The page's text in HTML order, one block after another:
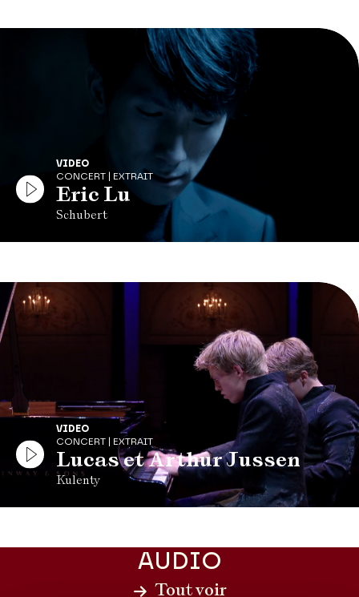
VIDEO
CONCERT | EXTRAIT
Eric Lu
Schubert
VIDEO
CONCERT | EXTRAIT
Lucas et Arthur Jussen
Kulenty
AUDIO
Tout voir